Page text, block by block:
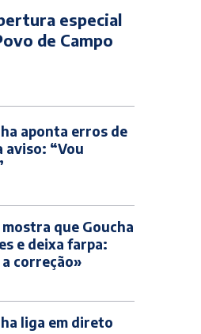
especial
de Campo
aponta erros de
aviso: “Vou
que Goucha
e deixa farpa:
correção»
liga em direto